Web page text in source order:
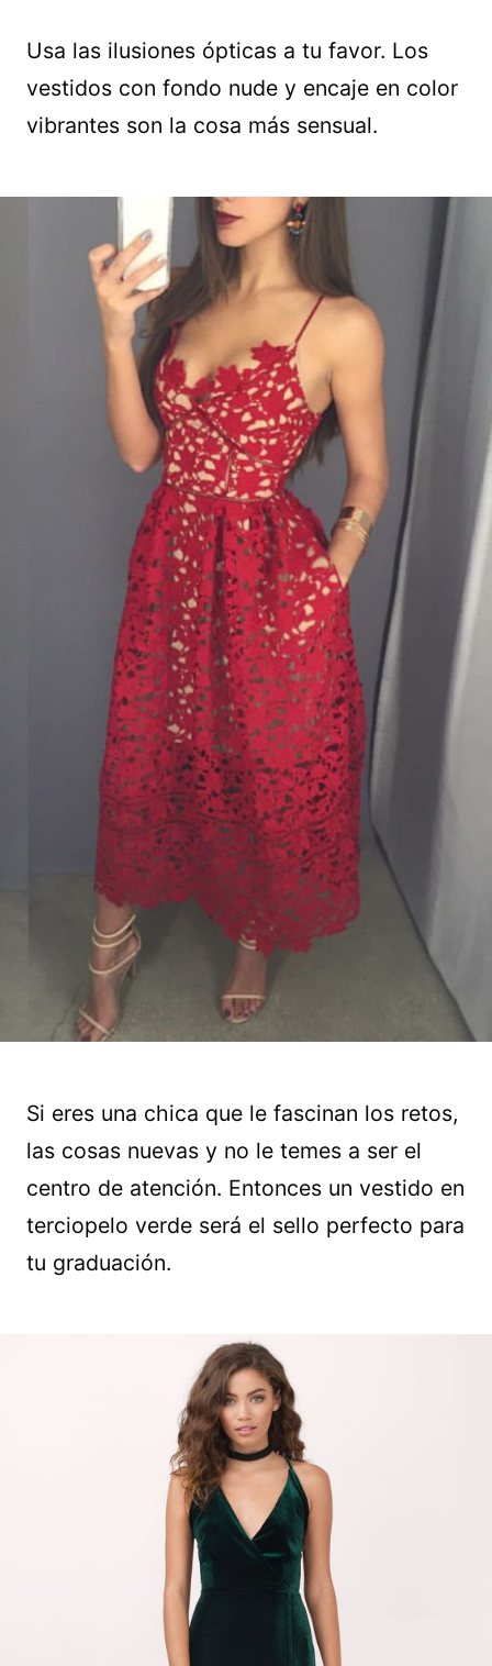
Usa las ilusiones ópticas a tu favor. Los
vestidos con fondo nude y encaje en color
vibrantes son la cosa más sensual.
Si eres una chica que le fascinan los retos,
las cosas nuevas y no le temes a ser el
centro de atención. Entonces un vestido en
terciopelo verde será el sello perfecto para
tu graduación.